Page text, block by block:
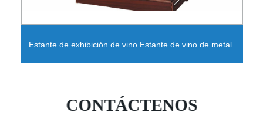
Estante de exhibición de vino Estante de vino de metal
CONTÁCTENOS